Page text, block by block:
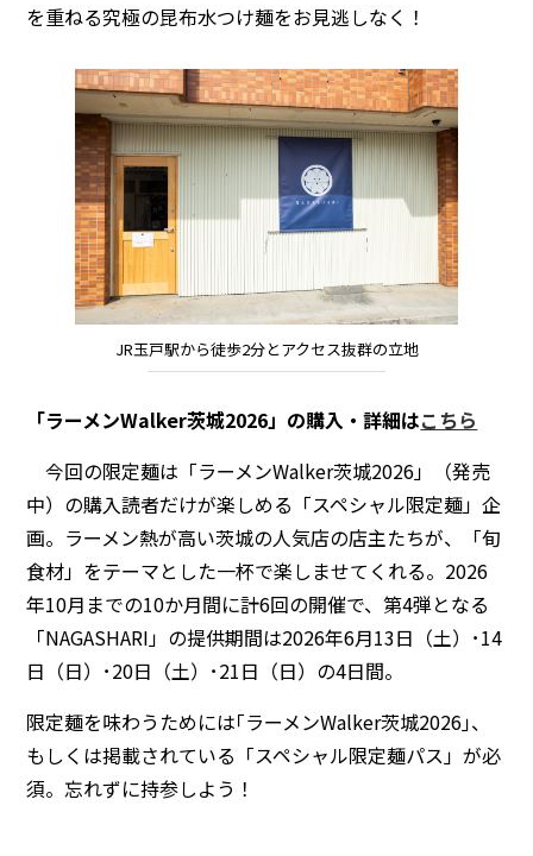
を重ねる究極の昆布水つけ麺をお見逃しなく！
JR玉戸駅から徒歩2分とアクセス抜群の立地
「ラーメンWalker茨城2026」の購入・詳細はこちら
今回の限定麺は「ラーメンWalker茨城2026」（発売
中）の購入読者だけが楽しめる「スペシャル限定麺」企
画。ラーメン熱が高い茨城の人気店の店主たちが、「旬
食材」をテーマとした一杯で楽しませてくれる。2026
年10月までの10か月間に計6回の開催で、第4弾となる
「NAGASHARI」の提供期間は2026年6月13日（土）･14
日（日）･20日（土）･21日（日）の4日間。
限定麺を味わうためには｢ラーメンWalker茨城2026｣、
もしくは掲載されている「スペシャル限定麺パス」が必
須。忘れずに持参しよう！